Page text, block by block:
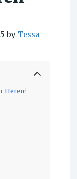
by Tessa
Heren?